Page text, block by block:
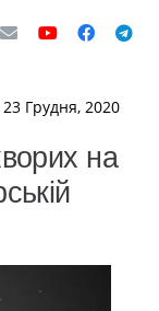
Грудня, 2020
на